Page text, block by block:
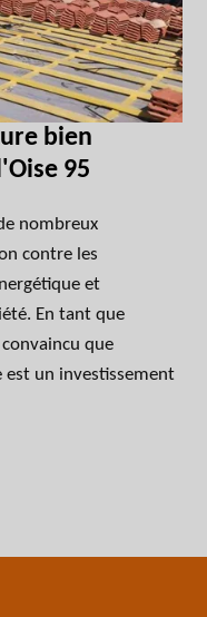
bien
95
nombreux
contre les
et
En tant que
que
un investissement